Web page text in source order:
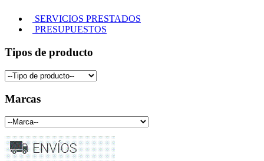
SERVICIOS PRESTADOS
PRESUPUESTOS
Tipos de producto
Marcas